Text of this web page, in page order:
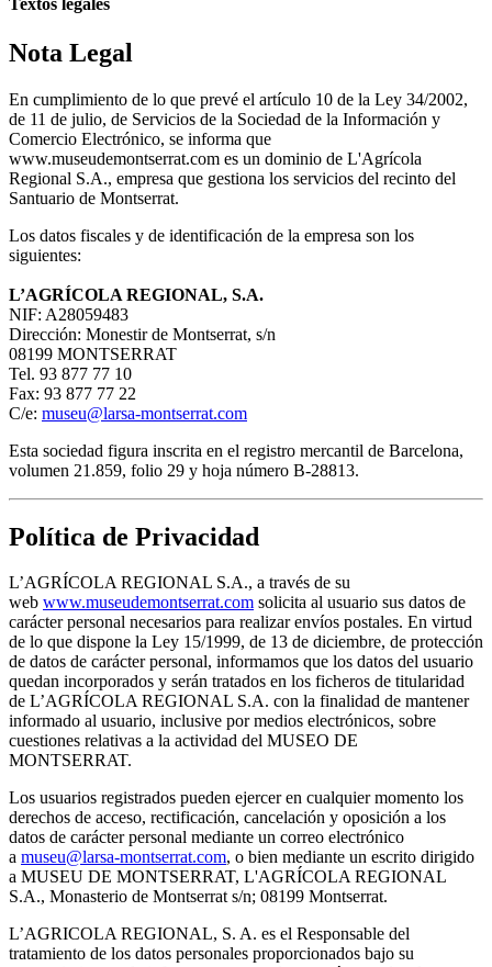
Textos legales
Nota Legal
En cumplimiento de lo que prevé el artículo 10 de la Ley 34/2002,
de 11 de julio, de Servicios de la Sociedad de la Información y
Comercio Electrónico, se informa que
www.museudemontserrat.com es un dominio de L'Agrícola
Regional S.A., empresa que gestiona los servicios del recinto del
Santuario de Montserrat.
Los datos fiscales y de identificación de la empresa son los
siguientes:
L’AGRÍCOLA REGIONAL, S.A.
NIF: A28059483
Dirección: Monestir de Montserrat, s/n
08199 MONTSERRAT
Tel. 93 877 77 10
Fax: 93 877 77 22
C/e: museu@larsa-montserrat.com
Esta sociedad figura inscrita en el registro mercantil de Barcelona,
volumen 21.859, folio 29 y hoja número B-28813.
Política de Privacidad
L’AGRÍCOLA REGIONAL S.A., a través de su
web www.museudemontserrat.com solicita al usuario sus datos de
carácter personal necesarios para realizar envíos postales. En virtud
de lo que dispone la Ley 15/1999, de 13 de diciembre, de protección
de datos de carácter personal, informamos que los datos del usuario
quedan incorporados y serán tratados en los ficheros de titularidad
de L’AGRÍCOLA REGIONAL S.A. con la finalidad de mantener
informado al usuario, inclusive por medios electrónicos, sobre
cuestiones relativas a la actividad del MUSEO DE
MONTSERRAT.
Los usuarios registrados pueden ejercer en cualquier momento los
derechos de acceso, rectificación, cancelación y oposición a los
datos de carácter personal mediante un correo electrónico
a museu@larsa-montserrat.com, o bien mediante un escrito dirigido
a MUSEU DE MONTSERRAT, L'AGRÍCOLA REGIONAL
S.A., Monasterio de Montserrat s/n; 08199 Montserrat.
L’AGRICOLA REGIONAL, S. A. es el Responsable del
tratamiento de los datos personales proporcionados bajo su